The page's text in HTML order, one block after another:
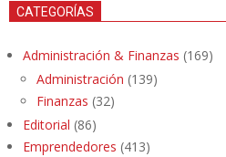
CATEGORÍAS
Administración & Finanzas (169)
Administración (139)
Finanzas (32)
Editorial (86)
Emprendedores (413)